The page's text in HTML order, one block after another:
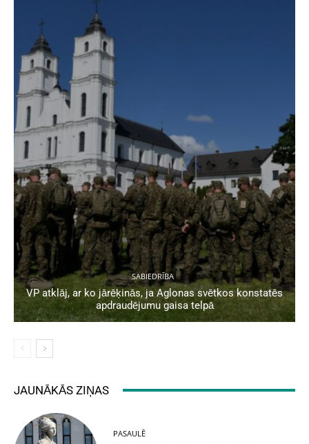
SABIEDRĪBA
VP atklāj, ar ko jārēķinās, ja Aglonas svētkos konstatēs
apdraudējumu gaisa telpā
JAUNĀKĀS ZIŅAS
PASAULĒ